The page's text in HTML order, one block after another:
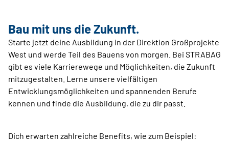
Bau mit uns die Zukunft.
Starte jetzt deine Ausbildung in der Direktion Großprojekte
West und werde Teil des Bauens von morgen. Bei STRABAG
gibt es viele Karrierewege und Möglichkeiten, die Zukunft
mitzugestalten. Lerne unsere vielfältigen
Entwicklungsmöglichkeiten und spannenden Berufe
kennen und finde die Ausbildung, die zu dir passt.
Dich erwarten zahlreiche Benefits, wie zum Beispiel: